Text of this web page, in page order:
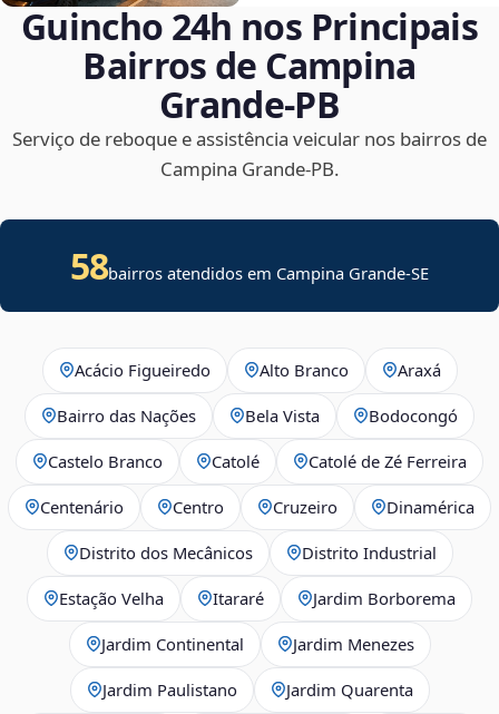
Guincho 24h nos Principais
Bairros de Campina
Grande‑PB
Serviço de reboque e assistência veicular nos bairros de
Campina Grande‑PB.
58bairros atendidos em Campina Grande-SE
Acácio Figueiredo Alto Branco Araxá
Bairro das Nações Bela Vista Bodocongó
Castelo Branco Catolé Catolé de Zé Ferreira
Centenário Centro Cruzeiro Dinamérica
Distrito dos Mecânicos Distrito Industrial
Estação Velha Itararé Jardim Borborema
Jardim Continental Jardim Menezes
Jardim Paulistano Jardim Quarenta